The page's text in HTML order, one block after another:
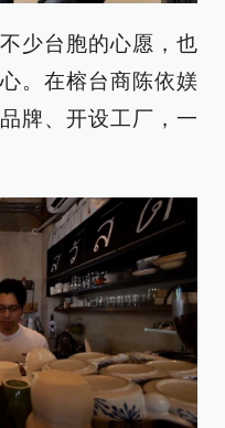
少台胞的心愿，也
。在榕台商陈依媄
牌、开设工厂，一